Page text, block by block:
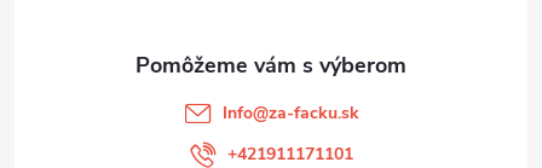
Info@za-facku.sk
+421911171101